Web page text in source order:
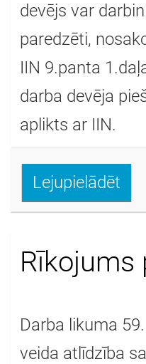
devējs var
paredzēti,
IIN 9.panta
darba devēja
aplikts ar IIN.
Lejupielādēt
Rīkojums
Darba likuma
veida atlīdzība